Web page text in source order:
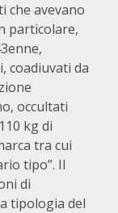
che avevano
particolare,
coadiuvati da
occultati
kg di
tra cui
tipo”. Il
di
tipologia del